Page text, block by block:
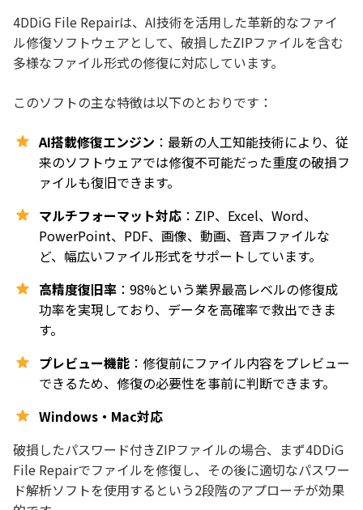
4DDiG File Repairは、AI技術を活用した革新的なファイ
ル修復ソフトウェアとして、破損したZIPファイルを含む
多様なファイル形式の修復に対応しています。
このソフトの主な特徴は以下のとおりです：
AI搭載修復エンジン ：最新の人工知能技術により、従
来のソフトウェアでは修復不可能だった重度の破損フ
ァイルも復旧できます。
マルチフォーマット対応 ：ZIP、Excel、Word、
PowerPoint、PDF、画像、動画、音声ファイルな
ど、幅広いファイル形式をサポートしています。
高精度復旧率 ：98%という業界最高レベルの修復成
功率を実現しており、データを高確率で救出できま
す。
プレビュー機能 ：修復前にファイル内容をプレビュー
できるため、修復の必要性を事前に判断できます。
Windows・Mac対応
破損したパスワード付きZIPファイルの場合、まず4DDiG
File Repairでファイルを修復し、その後に適切なパスワー
ド解析ソフトを使用するという2段階のアプローチが効果